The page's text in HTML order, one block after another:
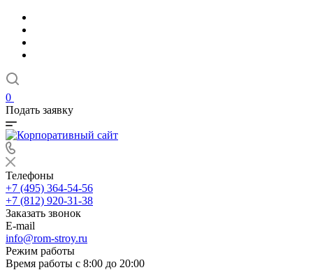
0
Подать заявку
Телефоны
+7 (495) 364-54-56
+7 (812) 920-31-38
Заказать звонок
E-mail
info@rom-stroy.ru
Режим работы
Время работы с 8:00 до 20:00